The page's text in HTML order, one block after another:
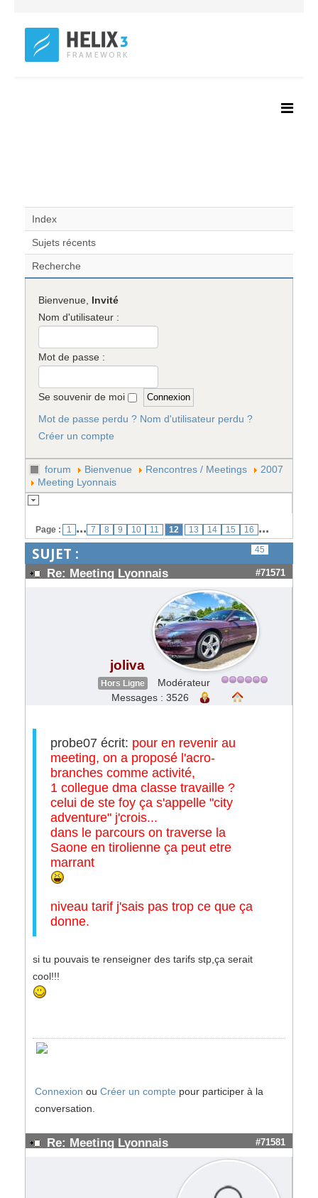
Index
Sujets récents
Recherche
Bienvenue, Invité
Nom d'utilisateur :
Mot de passe :
Se souvenir de moi
Mot de passe perdu ? Nom d'utilisateur perdu ?
Créer un compte
forum Bienvenue Rencontres / Meetings
2007
Meeting Lyonnais
Page : 1 ... 7 8 9 10 11 12 13 14 15 16 ...
45
SUJET :
Re: Meeting Lyonnais #71571
joliva
Hors Ligne
Modérateur
Messages : 3526
probe07 écrit: pour en revenir au
meeting, on a proposé l'acro-
branches comme activité,
1 collegue dma classe travaille ?
celui de ste foy ça s'appelle "city
adventure" j'crois...
dans le parcours on traverse la
Saone en tirolienne ça peut etre
marrant
niveau tarif j'sais pas trop ce que ça
donne.
si tu pouvais te renseigner des tarifs stp,ça serait
cool!!!
Connexion ou Créer un compte pour participer à la
conversation.
Re: Meeting Lyonnais #71581